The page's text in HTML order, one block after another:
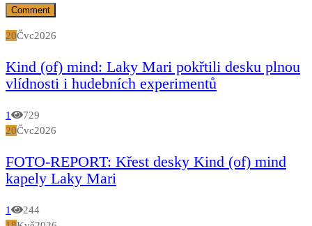
20Čvc2026
Kind (of) mind: Laky Mari pokřtili desku plnou
vlídnosti i hudebních experimentů
1
729
20Čvc2026
FOTO-REPORT: Křest desky Kind (of) mind
kapely Laky Mari
1
244